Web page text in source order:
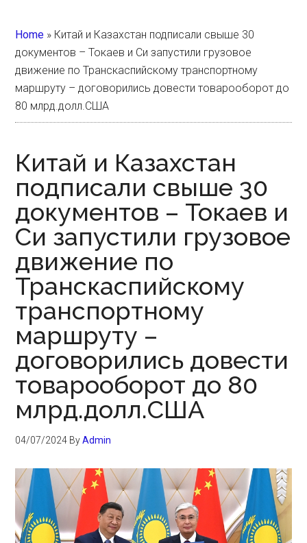
Home » Китай и Казахстан подписали свыше 30
документов – Токаев и Си запустили грузовое
движение по Транскаспийскому транспортному
маршруту – договорились довести товарооборот до
80 млрд.долл.США
Китай и Казахстан
подписали свыше 30
документов – Токаев и
Си запустили грузовое
движение по
Транскаспийскому
транспортному
маршруту –
договорились довести
товарооборот до 80
млрд.долл.США
04/07/2024 ByAdmin